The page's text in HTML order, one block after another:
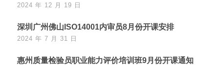
2024 年 12 月 19 日
深圳广州佛山ISO14001内审员8月份开课安排
2024 年 7 月 31 日
惠州质量检验员职业能力评价培训班9月份开课通知